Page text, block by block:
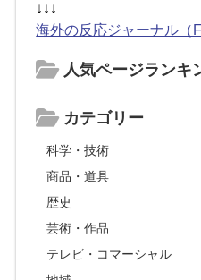
↓↓↓
海外の反応ジャーナル（
人気ページランキ
カテゴリー
科学・技術
商品・道具
歴史
芸術・作品
テレビ・コマーシャル